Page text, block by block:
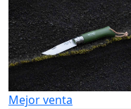
Mejor venta